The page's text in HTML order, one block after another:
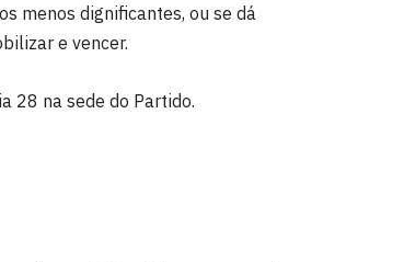
menos dignificantes, ou se dá
e vencer.
28 na sede do Partido.